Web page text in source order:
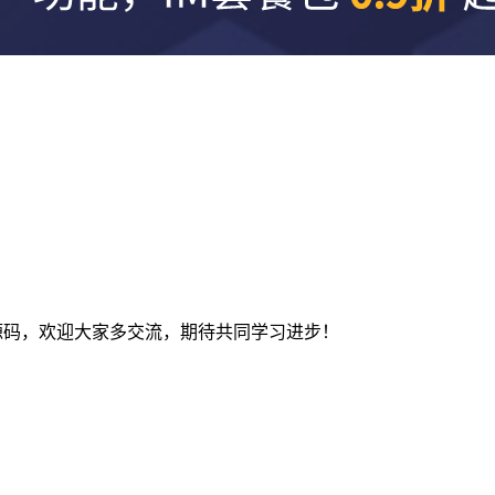
，欢迎大家多交流，期待共同学习进步！